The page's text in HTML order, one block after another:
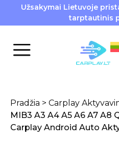
Užsakymai Lietuvoje
tarptautinis
Pradžia > Carplay
MIB3 A3 A4 A5 A6 A7 A8
Carplay Android Auto